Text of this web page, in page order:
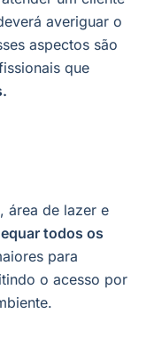
averiguar o
aspectos são
que
área de lazer e
todos os
para
o acesso por